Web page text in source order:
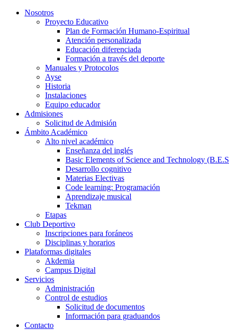
Nosotros
Proyecto Educativo
Plan de Formación Humano-Espiritual
Atención personalizada
Educación diferenciada
Formación a través del deporte
Manuales y Protocolos
Ayse
Historia
Instalaciones
Equipo educador
Admisiones
Solicitud de Admisión
Ámbito Académico
Alto nivel académico
Enseñanza del inglés
Basic Elements of Science and Technology
Desarrollo cognitivo
Materias Electivas
Code learning: Programación
Aprendizaje musical
Tekman
Etapas
Club Deportivo
Inscripciones para foráneos
Disciplinas y horarios
Plataformas digitales
Akdemia
Campus Digital
Servicios
Administración
Control de estudios
Solicitud de documentos
Información para graduandos
Contacto